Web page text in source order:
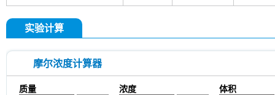
实验计算
摩尔浓度计算器
质量 浓度
体积